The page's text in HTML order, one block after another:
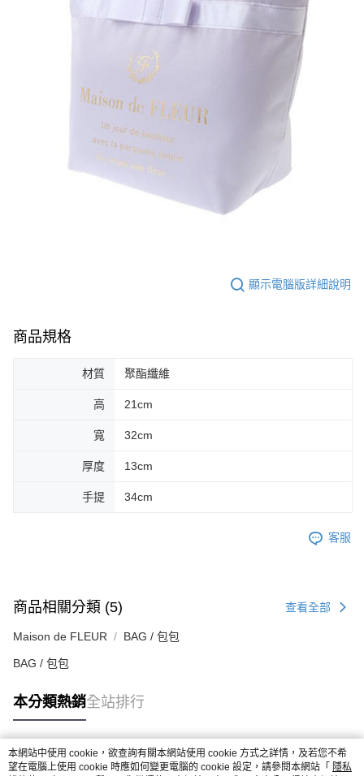
顯示電腦版詳細說明
商品規格
材質 聚酯纖維
高 21cm
寬 32cm
厚度 13cm
手提 34cm
客服
商品相關分類 (5) 查看全部
Maison de FLEUR BAG / 包包
BAG / 包包
本分類熱銷全站排行
熱門標籤
本網站中使用 cookie，欲查詢有關本網站使用 cookie 方式之詳情，及若您不希
望在電腦上使用 cookie 時應如何變更電腦的 cookie 設定，請參閱本網站「 隱私